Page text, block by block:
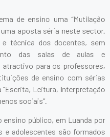
de ensino uma “Mutilação
aposta séria neste sector.
e técnica dos docentes, sem
das salas de aulas e
para os professores,
de ensino com sérias
“Escrita, Leitura, Interpretação
sociais”.
ensino público, em Luanda por
e adolescentes são formados